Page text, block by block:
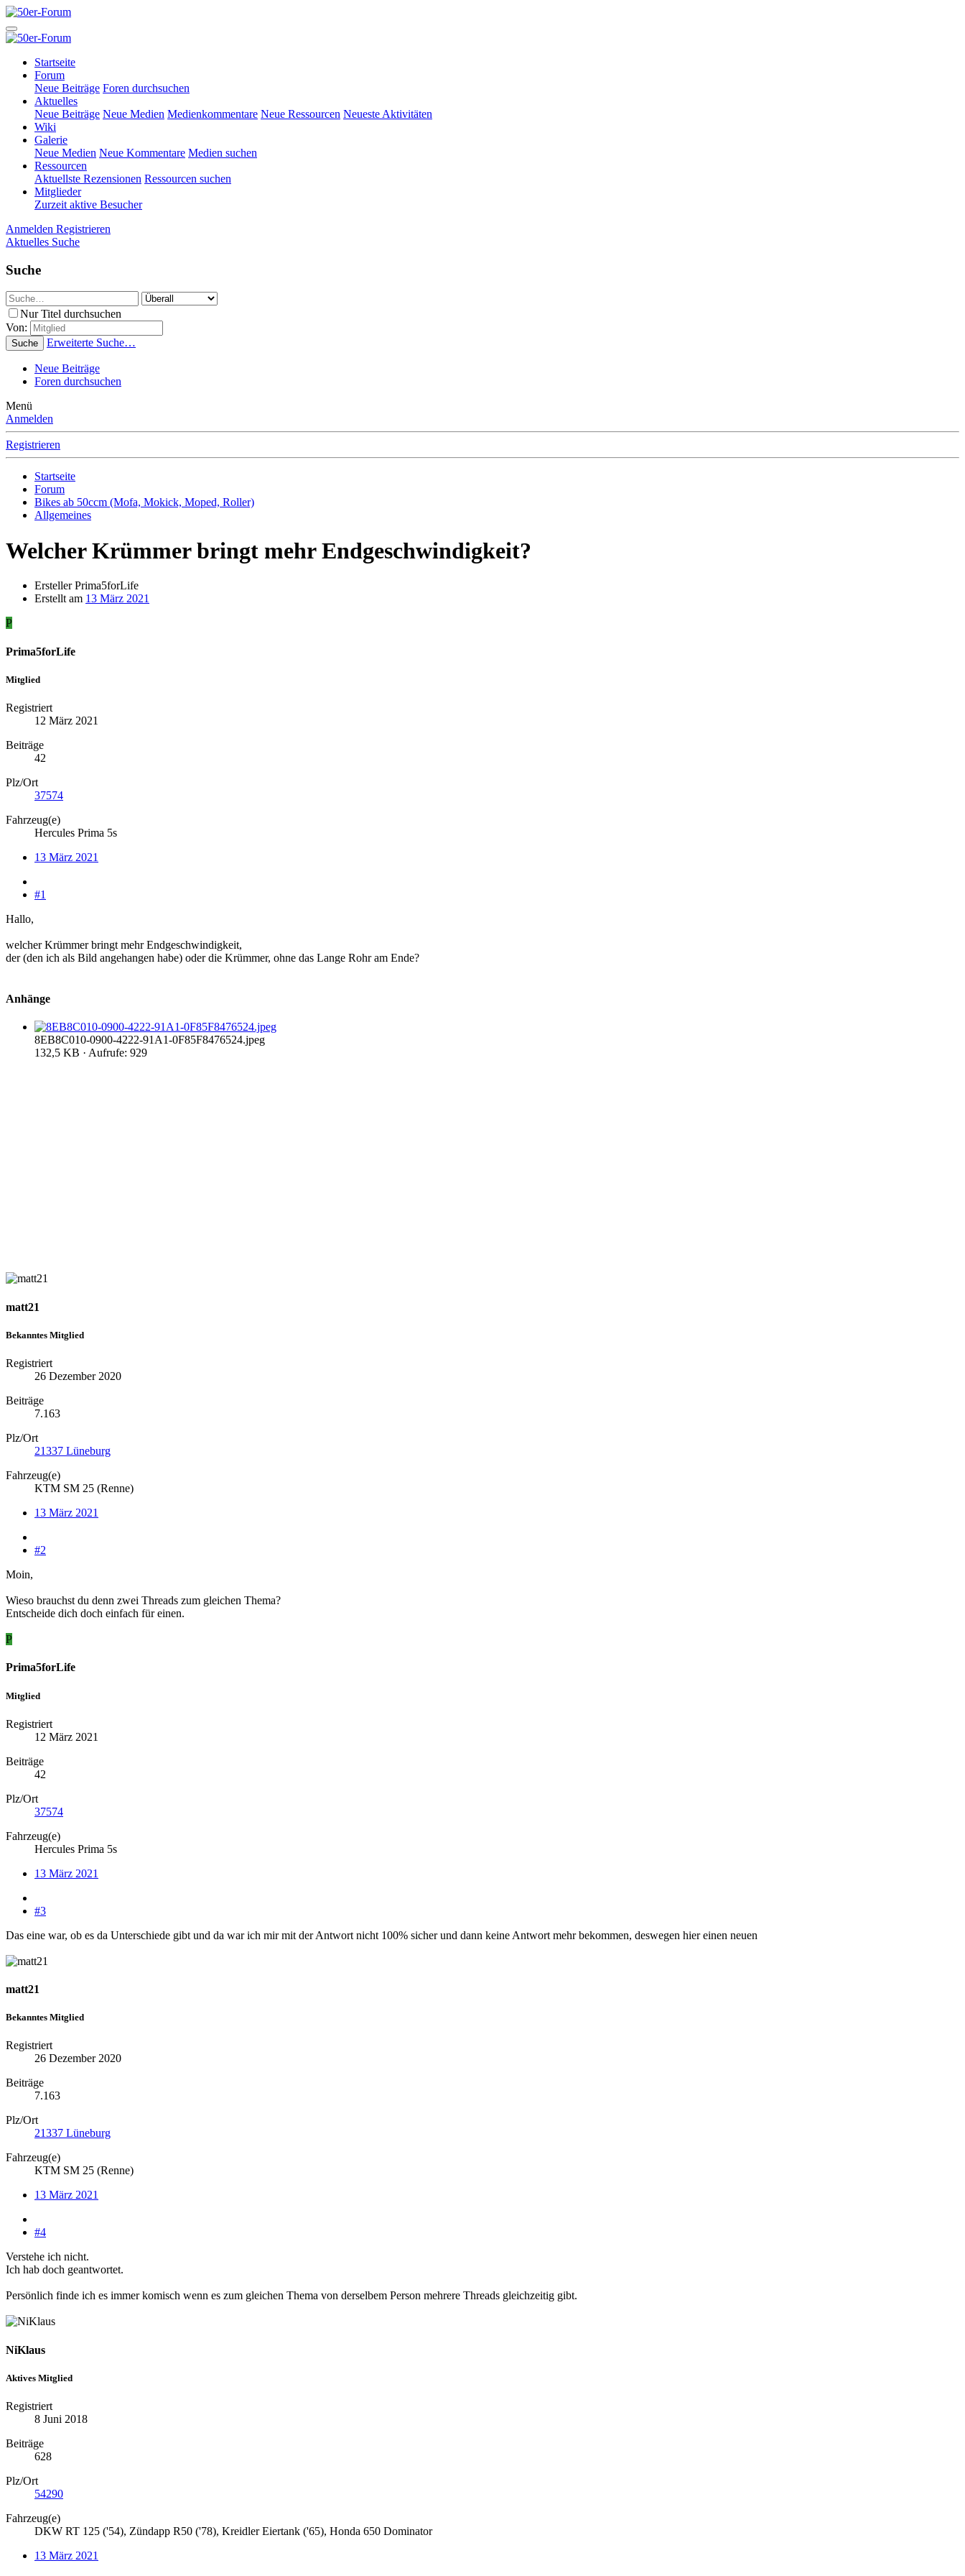
Startseite
Forum
Neue Beiträge Foren durchsuchen
Aktuelles
Neue Beiträge Neue Medien Medienkommentare Neue Ressourcen Neueste Aktivitäten
Wiki
Galerie
Neue Medien Neue Kommentare Medien suchen
Ressourcen
Aktuellste Rezensionen Ressourcen suchen
Mitglieder
Zurzeit aktive Besucher
Anmelden Registrieren
Aktuelles Suche
Suche
Nur Titel durchsuchen
Von:
Suche Erweiterte Suche…
Neue Beiträge
Foren durchsuchen
Menü
Anmelden
Registrieren
Startseite
Forum
Bikes ab 50ccm (Mofa, Mokick, Moped, Roller)
Allgemeines
Welcher Krümmer bringt mehr Endgeschwindigkeit?
ErstellerPrima5forLife
Erstellt am 13 März 2021
P
Prima5forLife
Mitglied
Registriert
12 März 2021
Beiträge
42
Plz/Ort
37574
Fahrzeug(e)
Hercules Prima 5s
13 März 2021
#1
Hallo,
welcher Krümmer bringt mehr Endgeschwindigkeit,
der (den ich als Bild angehangen habe) oder die Krümmer, ohne das Lange Rohr am Ende?
Anhänge
8EB8C010-0900-4222-91A1-0F85F8476524.jpeg
132,5 KB · Aufrufe: 929
matt21
Bekanntes Mitglied
Registriert
26 Dezember 2020
Beiträge
7.163
Plz/Ort
21337 Lüneburg
Fahrzeug(e)
KTM SM 25 (Renne)
13 März 2021
#2
Moin,
Wieso brauchst du denn zwei Threads zum gleichen Thema?
Entscheide dich doch einfach für einen.
P
Prima5forLife
Mitglied
Registriert
12 März 2021
Beiträge
42
Plz/Ort
37574
Fahrzeug(e)
Hercules Prima 5s
13 März 2021
#3
Das eine war, ob es da Unterschiede gibt und da war ich mir mit der Antwort nicht 100% sicher und dann keine Antwort mehr bekommen, deswegen hier einen neuen
matt21
Bekanntes Mitglied
Registriert
26 Dezember 2020
Beiträge
7.163
Plz/Ort
21337 Lüneburg
Fahrzeug(e)
KTM SM 25 (Renne)
13 März 2021
#4
Verstehe ich nicht.
Ich hab doch geantwortet.
Persönlich finde ich es immer komisch wenn es zum gleichen Thema von derselbem Person mehrere Threads gleichzeitig gibt.
NiKlaus
Aktives Mitglied
Registriert
8 Juni 2018
Beiträge
628
Plz/Ort
54290
Fahrzeug(e)
DKW RT 125 ('54), Zündapp R50 ('78), Kreidler Eiertank ('65), Honda 650 Dominator
13 März 2021